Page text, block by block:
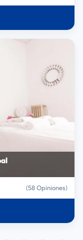
(58 Opiniones)